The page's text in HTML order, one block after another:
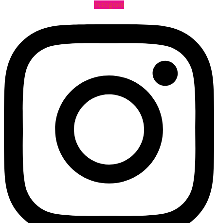
Instagram